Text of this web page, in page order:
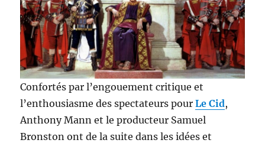
Confortés par l’engouement critique et
l’enthousiasme des spectateurs pourLe Cid,
Anthony Mann et le producteur Samuel
Bronston ont de la suite dans les idées et